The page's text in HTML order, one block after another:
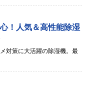
！人気＆高性能除湿
対策に大活躍の除湿機。最